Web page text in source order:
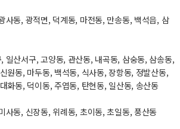
사동, 광적면, 덕계동, 마전동, 만송동, 백석읍, 삼
일산서구, 고양동, 관산동, 내곡동, 삼숭동, 삼송동,
원동, 마두동, 백석동, 식사동, 장항동, 정발산동,
화동, 덕이동, 주엽동, 탄현동, 일산동, 송산동
사동, 신장동, 위례동, 초이동, 초일동, 풍산동